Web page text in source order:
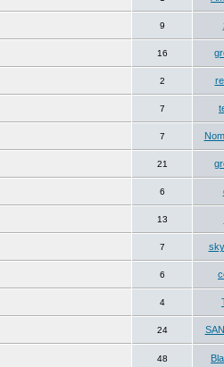
9
16
2
7
7
21
6
13
7
6
4
24
48